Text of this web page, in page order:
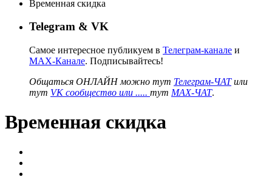
Временная скидка
Telegram & VK
Самое интересное публикуем в Телеграм-канале и
MAX-Канале. Подписывайтесь!
Общаться ОНЛАЙН можно тут Телеграм-ЧАТили
тут VK сообщество или ..... тут MAX-ЧАТ.
Временная скидка